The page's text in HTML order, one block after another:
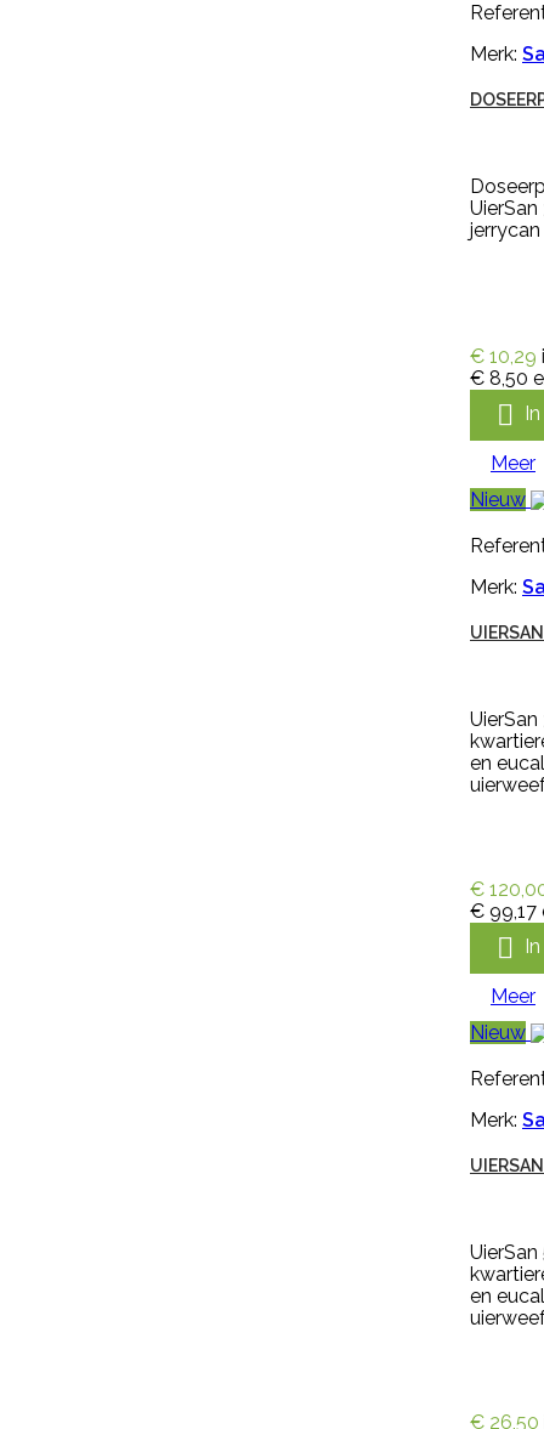
Merk:
€ 10,29
€ 8,50

Meer
Nieuw
Merk:
en
€
€ 99,17

Meer
Nieuw
Merk:
en
€ 26,50